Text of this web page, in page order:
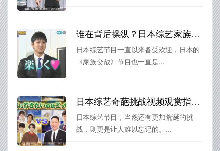
谁在背后操纵？日本综艺家族交战是否存在黑幕？
日本综艺节目一直以来备受欢迎，日本的
《家族交战》节目也一直是...
日本综艺奇葩挑战视频观赏指南，送给你一份欢乐
日本综艺节目，当然还有更加荒诞的挑
战，则更是让人难以忘记的。...